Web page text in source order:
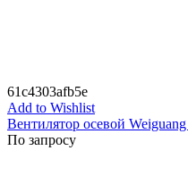
61c4303afb5e
Add to Wishlist
Вентилятор осевой
По запросу